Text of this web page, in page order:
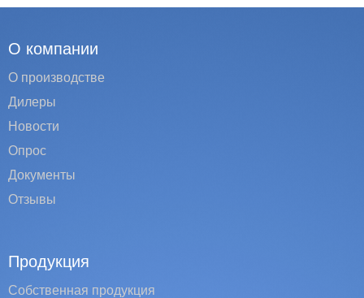
О компании
О производстве
Дилеры
Новости
Опрос
Документы
Отзывы
Продукция
Собственная продукция